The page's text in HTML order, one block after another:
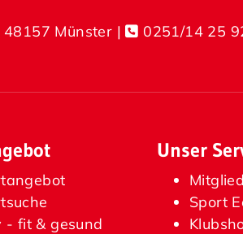
Münster | 0251/14 25
- fit & gesund
Unser
Sport